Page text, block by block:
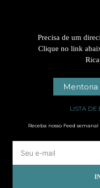
Precisa de um
Clique no link
Mentoria
LISTA DE
Receba nosso Feed